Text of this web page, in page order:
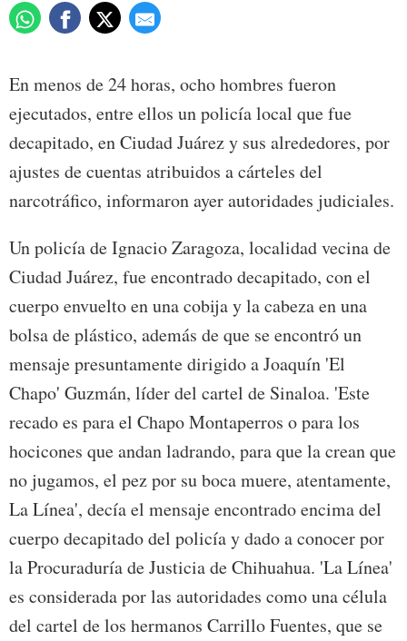
En menos de 24 horas, ocho hombres fueron
ejecutados, entre ellos un policía local que fue
decapitado, en Ciudad Juárez y sus alrededores, por
ajustes de cuentas atribuidos a cárteles del
narcotráfico, informaron ayer autoridades judiciales.
Un policía de Ignacio Zaragoza, localidad vecina de
Ciudad Juárez, fue encontrado decapitado, con el
cuerpo envuelto en una cobija y la cabeza en una
bolsa de plástico, además de que se encontró un
mensaje presuntamente dirigido a Joaquín 'El
Chapo' Guzmán, líder del cartel de Sinaloa. 'Este
recado es para el Chapo Montaperros o para los
hocicones que andan ladrando, para que la crean que
no jugamos, el pez por su boca muere, atentamente,
La Línea', decía el mensaje encontrado encima del
cuerpo decapitado del policía y dado a conocer por
la Procuraduría de Justicia de Chihuahua. 'La Línea'
es considerada por las autoridades como una célula
del cartel de los hermanos Carrillo Fuentes, que se